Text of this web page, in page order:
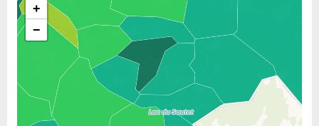
+
−